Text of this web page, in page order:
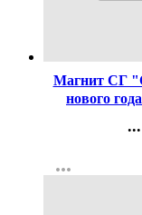
Магнит СГ
нового
...
Регистрация
more_horiz